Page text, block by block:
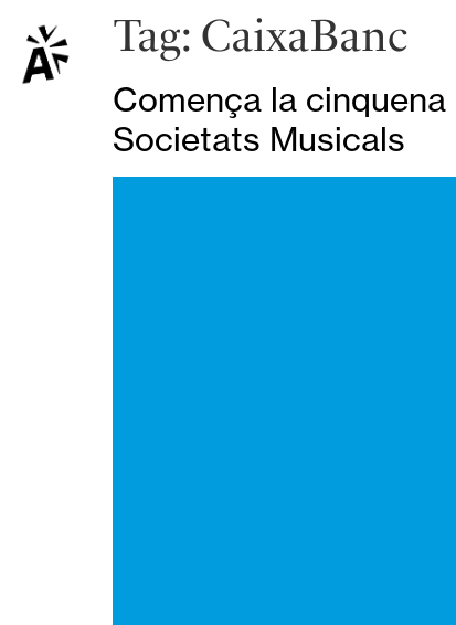
Tag: CaixaBanc
Comença la
Societats Musicals